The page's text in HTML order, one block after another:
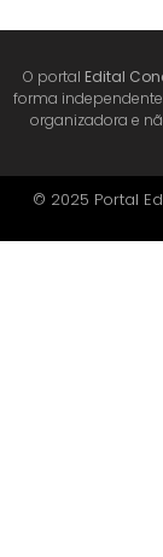
O portal Edital
forma
organizadora e
© 2025 Portal